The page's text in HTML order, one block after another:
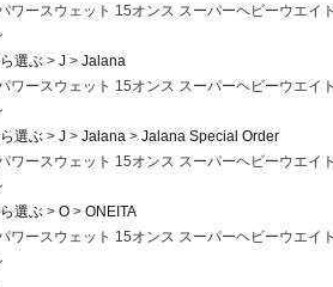
ワースウェット 15オンス スーパーヘビーウエイ
選ぶ J
Jalana
ワースウェット 15オンス スーパーヘビーウエイ
選ぶ J Jalana
Jalana Special Order
ワースウェット 15オンス スーパーヘビーウエイ
選ぶ O
ONEITA
ワースウェット 15オンス スーパーヘビーウエイ